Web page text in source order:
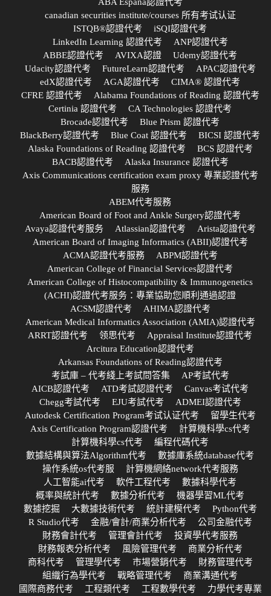
canadian securities institute/courses 所有考试认证
ISTQB®認證代考
iSQI認證代考
LinkedIn Learning 認證代考
ANP認證代考
ABBE認證代考
AVIXA認證
Udemy認證代考
Udacity認證代考
FutureLearn認證代考
APAC認證代考
edX認證代考
AGA認證代考
CIMA® 認證代考
CFRE 認證代考
Alabama Foundations of Reading 認證代考
Certinia 認證代考
CA Technologies 認證代考
Brocade認證代考
Blue Prism 認證代考
BlackBerry認證代考
Blue Coat 認證代考
BICSI 認證代考
Alaska Foundations of Reading 認證代考
BCS 認證代考
BACB認證代考
Alaska Insurance 認證代考
Axis Communications certification exam proxy 專業認證代考
服務
ABEM代考服務
American Board of Foot and Ankle Surgery認證代考
Avaya認證代考服务
Atlassian認證代考
Arista認證代考
American Board of Imaging Informatics (ABII)認證代考
ACMA認證代考服務
ABPM認證代考
American College of Financial Services認證代考
American College of Histocompatibility & Immunogenetics
(ACHI)認證代考服务：專業協助您順利通過認證
ACSM認證代考
AHIMA認證代考
American Medical Informatics Association (AMIA)認證代考
ARRT認證代考
领思代考
Appraisal Institute認證代考
Arcitura Education認證代考
Arkansas Foundations of Reading認證代考
考試庫 – 代考綫上考試問答集
AP考試代考
AICB認證代考
ATD考試認證代考
Canvas考试代考
Chegg考試代考
EJU考試代考
ADMEI認證代考
Autodesk Certification Program考试认证代考
留學生代考
Axis Certification Program認證代考
計算機科學cs代考
計算機科學cs代考
編程代碼代考
數據結構與算法Algorithm代考
數據庫系統database代考
操作系統os代考服
計算機網絡network代考服務
人工智能ai代考
軟件工程代考
數據科學代考
概率與統計代考
數據分析代考
機器學習ML代考
數據挖掘
大數據技術代考 統計建模代考
Python代考
R Studio代考
金融/會計/商業分析代考
公司金融代考
財務會計代考
管理會計代考
投資學代考服務
財務報表分析代考
風險管理代考
商業分析代考
商科代考
管理學代考 市場營銷代考
財務管理代考
組織行為學代考
戰略管理代考
商業溝通代考
國際商務代考
工程類代考 工程數學代考 力學代考專業